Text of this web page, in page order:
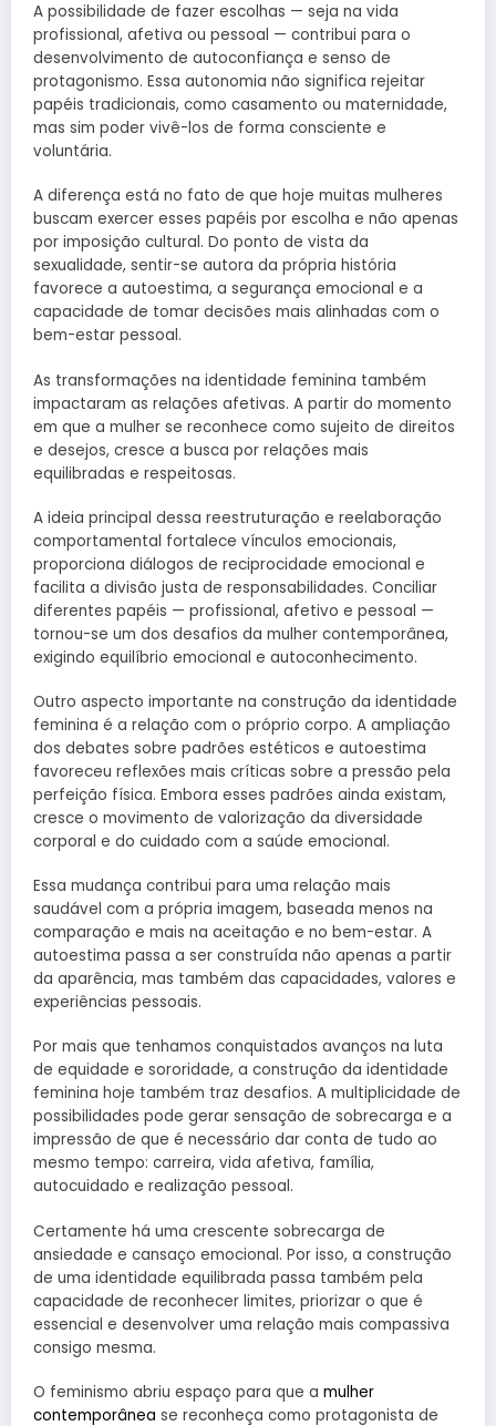
A possibilidade de fazer escolhas — seja na vida
profissional, afetiva ou pessoal — contribui para o
desenvolvimento de autoconfiança e senso de
protagonismo. Essa autonomia não significa rejeitar
papéis tradicionais, como casamento ou maternidade,
mas sim poder vivê-los de forma consciente e
voluntária.
A diferença está no fato de que hoje muitas mulheres
buscam exercer esses papéis por escolha e não apenas
por imposição cultural. Do ponto de vista da
sexualidade, sentir-se autora da própria história
favorece a autoestima, a segurança emocional e a
capacidade de tomar decisões mais alinhadas com o
bem-estar pessoal.
As transformações na identidade feminina também
impactaram as relações afetivas. A partir do momento
em que a mulher se reconhece como sujeito de direitos
e desejos, cresce a busca por relações mais
equilibradas e respeitosas.
A ideia principal dessa reestruturação e reelaboração
comportamental fortalece vínculos emocionais,
proporciona diálogos de reciprocidade emocional e
facilita a divisão justa de responsabilidades. Conciliar
diferentes papéis — profissional, afetivo e pessoal —
tornou-se um dos desafios da mulher contemporânea,
exigindo equilíbrio emocional e autoconhecimento.
Outro aspecto importante na construção da identidade
feminina é a relação com o próprio corpo. A ampliação
dos debates sobre padrões estéticos e autoestima
favoreceu reflexões mais críticas sobre a pressão pela
perfeição física. Embora esses padrões ainda existam,
cresce o movimento de valorização da diversidade
corporal e do cuidado com a saúde emocional.
Essa mudança contribui para uma relação mais
saudável com a própria imagem, baseada menos na
comparação e mais na aceitação e no bem-estar. A
autoestima passa a ser construída não apenas a partir
da aparência, mas também das capacidades, valores e
experiências pessoais.
Por mais que tenhamos conquistados avanços na luta
de equidade e sororidade, a construção da identidade
feminina hoje também traz desafios. A multiplicidade de
possibilidades pode gerar sensação de sobrecarga e a
impressão de que é necessário dar conta de tudo ao
mesmo tempo: carreira, vida afetiva, família,
autocuidado e realização pessoal.
Certamente há uma crescente sobrecarga de
ansiedade e cansaço emocional. Por isso, a construção
de uma identidade equilibrada passa também pela
capacidade de reconhecer limites, priorizar o que é
essencial e desenvolver uma relação mais compassiva
consigo mesma.
O feminismo abriu espaço para que a mulher
contemporânea se reconheça como protagonista de